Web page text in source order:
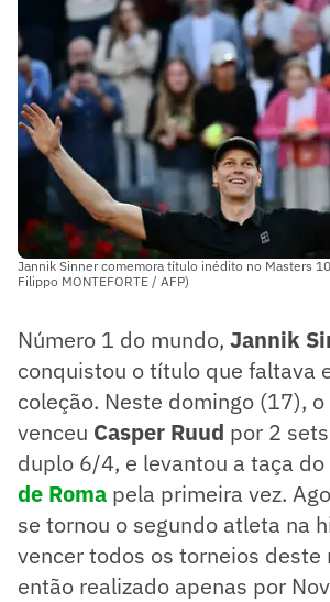
Jannik Sinner comemora título inédito no Masters
Filippo MONTEFORTE / AFP)
Número 1 do mundo, Jannik
conquistou o título que faltava
coleção. Neste domingo (17),
venceu Casper Ruud por 2
duplo 6/4, e levantou a taça do
de Roma pela primeira vez.
se tornou o segundo atleta na
vencer todos os torneios deste
então realizado apenas por